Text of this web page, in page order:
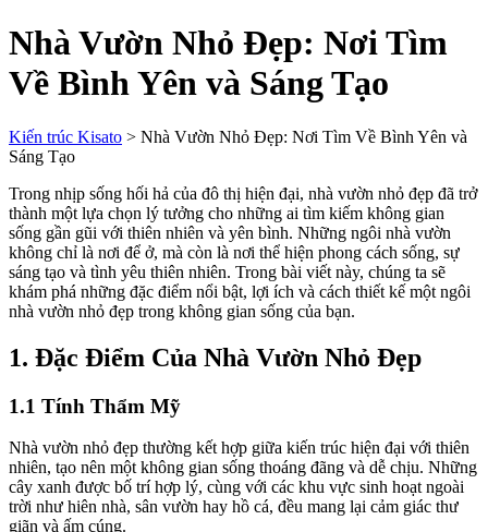
Nhà Vườn Nhỏ Đẹp: Nơi Tìm
Về Bình Yên và Sáng Tạo
Kiến trúc Kisato > Nhà Vườn Nhỏ Đẹp: Nơi Tìm Về Bình Yên và
Sáng Tạo
Trong nhịp sống hối hả của đô thị hiện đại, nhà vườn nhỏ đẹp đã trở
thành một lựa chọn lý tưởng cho những ai tìm kiếm không gian
sống gần gũi với thiên nhiên và yên bình. Những ngôi nhà vườn
không chỉ là nơi để ở, mà còn là nơi thể hiện phong cách sống, sự
sáng tạo và tình yêu thiên nhiên. Trong bài viết này, chúng ta sẽ
khám phá những đặc điểm nổi bật, lợi ích và cách thiết kế một ngôi
nhà vườn nhỏ đẹp trong không gian sống của bạn.
1. Đặc Điểm Của Nhà Vườn Nhỏ Đẹp
1.1 Tính Thẩm Mỹ
Nhà vườn nhỏ đẹp thường kết hợp giữa kiến trúc hiện đại với thiên
nhiên, tạo nên một không gian sống thoáng đãng và dễ chịu. Những
cây xanh được bố trí hợp lý, cùng với các khu vực sinh hoạt ngoài
trời như hiên nhà, sân vườn hay hồ cá, đều mang lại cảm giác thư
giãn và ấm cúng.